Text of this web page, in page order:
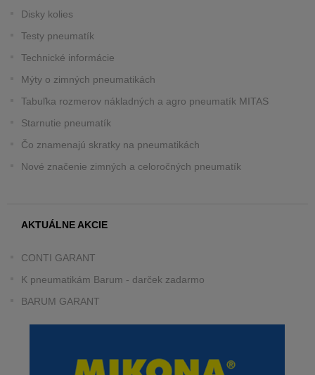
Disky kolies
Testy pneumatík
Technické informácie
Mýty o zimných pneumatikách
Tabuľka rozmerov nákladných a agro pneumatík MITAS
Starnutie pneumatík
Čo znamenajú skratky na pneumatikách
Nové značenie zimných a celoročných pneumatík
AKTUÁLNE AKCIE
CONTI GARANT
K pneumatikám Barum - darček zadarmo
BARUM GARANT